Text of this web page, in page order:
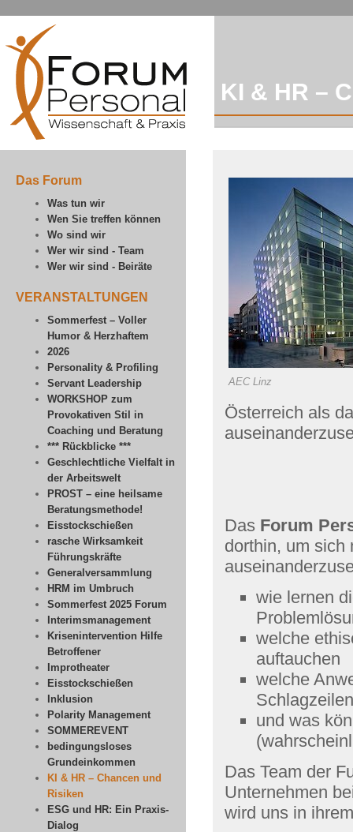
Das Forum
Was tun wir
Wen Sie treffen können
Wo sind wir
Wer wir sind - Team
Wer wir sind - Beiräte
VERANSTALTUNGEN
Sommerfest – Voller
Humor & Herzhaftem
2026
Personality & Profiling
Servant Leadership
WORKSHOP zum
Provokativen Stil in
Coaching und Beratung
*** Rückblicke ***
Geschlechtliche Vielfalt in
der Arbeitswelt
PROST – eine heilsame
Beratungsmethode!
Eisstockschießen
rasche Wirksamkeit
Führungskräfte
Generalversammlung
HRM im Umbruch
Sommerfest 2025 Forum
Interimsmanagement
Krisenintervention Hilfe
Betroffener
Improtheater
Eisstockschießen
Inklusion
Polarity Management
SOMMEREVENT
bedingungsloses
Grundeinkommen
KI & HR – Chancen und
Risiken
ESG und HR: Ein Praxis-
Dialog
AEC Linz
KI & HR –
Österreich als
Das Forum
dorthin, um sich
wie lernen
welche
auftauchen
welche
Schlagzeilen
und was
Das Team der
Unternehmen
wird uns in